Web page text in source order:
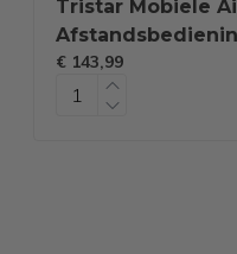
Tristar Mobiele
Zwenkwieltjes –
Verstelbaar –
€ 143,99